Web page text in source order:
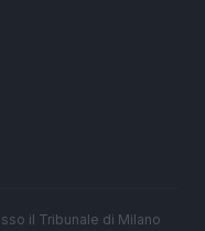
il Tribunale di Milano